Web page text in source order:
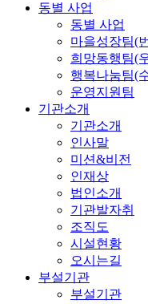
동별 사업
동별 사업
마을성장팀(
희망동행팀(
행복나눔팀(
운영지원팀
기관소개
기관소개
인사말
미션&비전
인재상
법인소개
기관발자취
조직도
시설현황
오시는길
부설기관
부설기관